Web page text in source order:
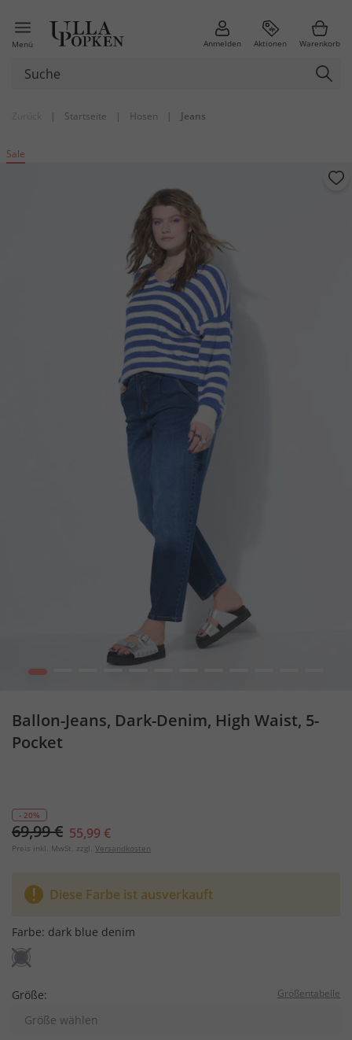
Menü Anmelden Aktionen Warenkorb
| Startseite | Hosen | Jeans
Sale
1
Ballon-Jeans, Dark-Denim, High Waist, 5-
Pocket
- 20%
69,99 € 55,99 €
Preis inkl. MwSt. zzgl. Versandkosten
Diese Farbe ist ausverkauft
Farbe: dark blue denim
Größe: Größentabelle
Größe wählen